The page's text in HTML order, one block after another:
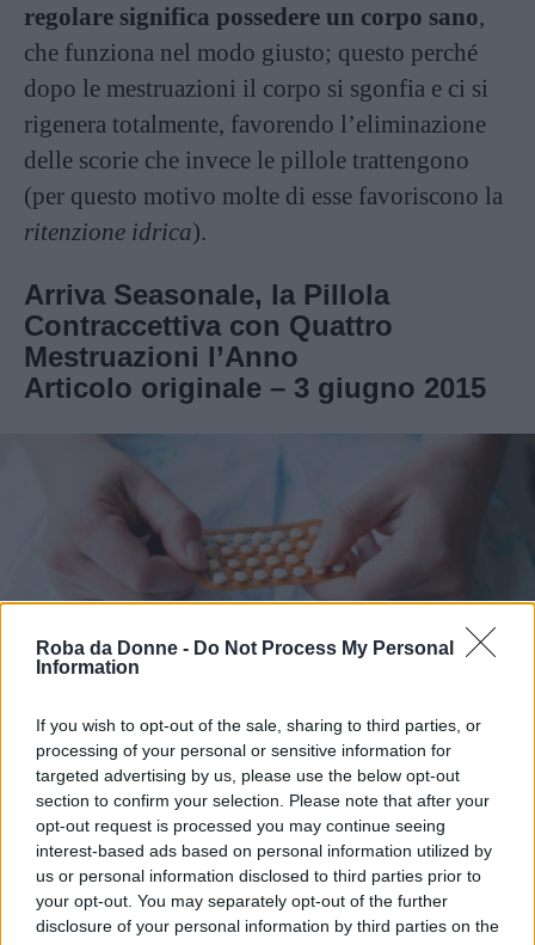
Roba da Donne - Do Not Process My Personal
Information
If you wish to opt-out of the sale, sharing to third parties, or
processing of your personal or sensitive information for
targeted advertising by us, please use the below opt-out
section to confirm your selection. Please note that after your
opt-out request is processed you may continue seeing
interest-based ads based on personal information utilized by
us or personal information disclosed to third parties prior to
your opt-out. You may separately opt-out of the further
disclosure of your personal information by third parties on the
regolare significa possedere un corpo sano,
che funziona nel modo giusto; questo perché
dopo le mestruazioni il corpo si sgonfia e ci si
rigenera totalmente, favorendo l’eliminazione
delle scorie che invece le pillole trattengono
(per questo motivo molte di esse favoriscono la
ritenzione idrica).
Arriva Seasonale, la Pillola
Contraccettiva con Quattro
Mestruazioni l’Anno
Articolo originale – 3 giugno 2015
Il 7 maggio si è tenuto il VII Congresso
Nazionale della Società Italiana della
Contraccezione (SIC), durante il quale è stata
presentata una nuovapillola contraccettiva,
già largamente utilizzata negli Stati Uniti, che